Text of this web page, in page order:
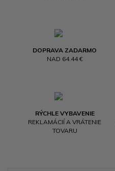
DOPRAVA ZADARMO
NAD 64.44 €
RÝCHLE VYBAVENIE
REKLAMÁCIÍ A VRÁTENIE
TOVARU